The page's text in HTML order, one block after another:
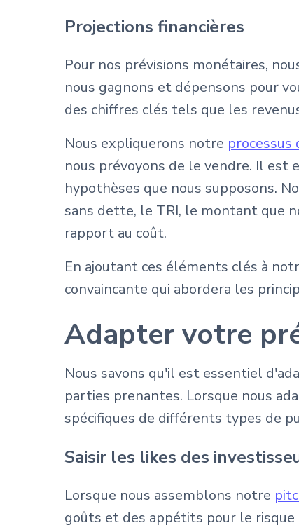
Projections financières
Pour nos prévisions monétaires,
nous gagnons et dépensons pour
des chiffres clés tels que les
Nous expliquerons notre
nous prévoyons de le vendre. Il
hypothèses que nous supposons.
sans dette, le TRI, le montant que
rapport au coût.
En ajoutant ces éléments clés à
convaincante qui abordera les
Adapter votre
Nous savons qu'il est essentiel
parties prenantes. Lorsque nous
spécifiques de différents types de
Saisir les likes des
Lorsque nous assemblons notre
goûts et des appétits pour le